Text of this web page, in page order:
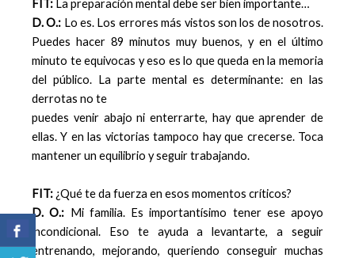
FIT: La preparación mental debe ser bien importante…
D. O.: Lo es. Los errores más vistos son los de nosotros.
Puedes hacer 89 minutos muy buenos, y en el último
minuto te equivocas y eso es lo que queda en la memoria
del público. La parte mental es determinante: en las
derrotas no te
puedes venir abajo ni enterrarte, hay que aprender de
ellas. Y en las victorias tampoco hay que crecerse. Toca
mantener un equilibrio y seguir trabajando.
FIT: ¿Qué te da fuerza en esos momentos críticos?
D. O.: Mi familia. Es importantísimo tener ese apoyo
incondicional. Eso te ayuda a levantarte, a seguir
entrenando, mejorando, queriendo conseguir muchas